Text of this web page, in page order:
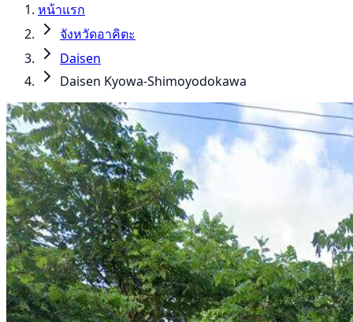
หน้าแรก
จังหวัดอาคิตะ
Daisen
Daisen Kyowa-Shimoyodokawa